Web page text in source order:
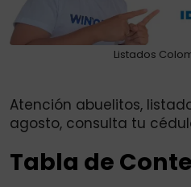
Listados
Atención abuelitos,
agosto, consulta tu
Tabla de